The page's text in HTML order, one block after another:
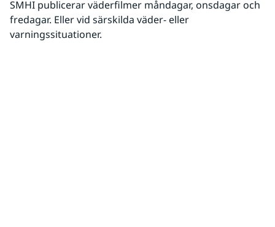
SMHI publicerar väderfilmer måndagar, onsdagar och
fredagar. Eller vid särskilda väder- eller
varningssituationer.